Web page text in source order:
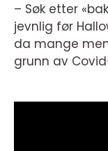
– Søk etter
jevnlig før
da mange
grunn av